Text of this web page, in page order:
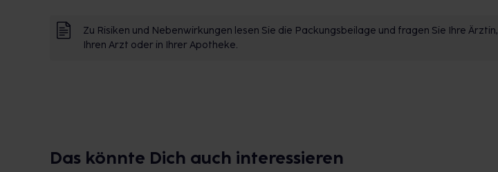
Zu Risiken und Nebenwirkungen lesen Sie die Packungsbeilage und fragen Sie Ihre Ärztin,
Ihren Arzt oder in Ihrer Apotheke.
Das könnte Dich auch interessieren